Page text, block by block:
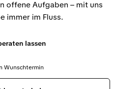
offene Aufgaben – mit uns
immer im Fluss.
lassen
Wunschtermin